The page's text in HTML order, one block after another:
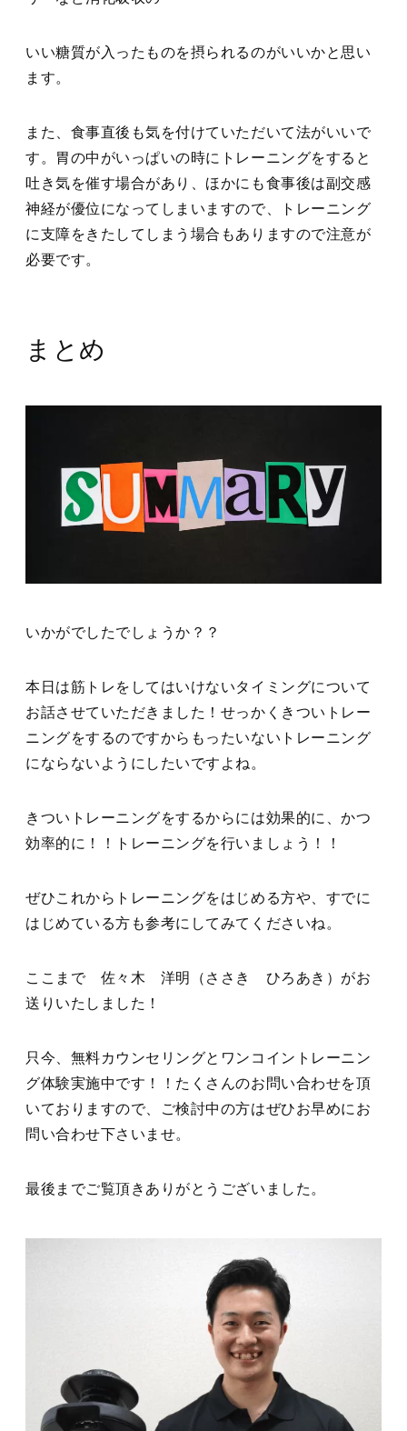
いい糖質が入ったものを摂られるのがいいかと思い
ます。
また、食事直後も気を付けていただいて法がいいで
す。胃の中がいっぱいの時にトレーニングをすると
吐き気を催す場合があり、ほかにも食事後は副交感
神経が優位になってしまいますので、トレーニング
に支障をきたしてしまう場合もありますので注意が
必要です。
まとめ
いかがでしたでしょうか？？
本日は筋トレをしてはいけないタイミングについて
お話させていただきました！せっかくきついトレー
ニングをするのですからもったいないトレーニング
にならないようにしたいですよね。
きついトレーニングをするからには効果的に、かつ
効率的に！！トレーニングを行いましょう！！
ぜひこれからトレーニングをはじめる方や、すでに
はじめている方も参考にしてみてくださいね。
ここまで 佐々木 洋明（ささき ひろあき）がお
送りいたしました！
只今、無料カウンセリングとワンコイントレーニン
グ体験実施中です！！たくさんのお問い合わせを頂
いておりますので、ご検討中の方はぜひお早めにお
問い合わせ下さいませ。
最後までご覧頂きありがとうございました。